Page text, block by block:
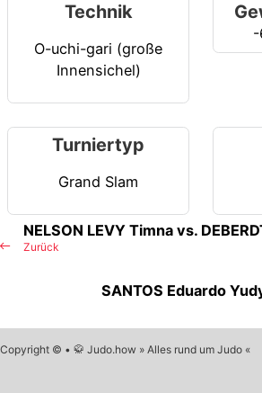
Technik
O-uchi-gari (große
Innensichel)
Turniertyp
Grand Slam
Zurück
NELSON LEVY Timna vs.
SANTOS Eduardo
Copyright © • 🥋 Judo.how » Alles rund um Judo «